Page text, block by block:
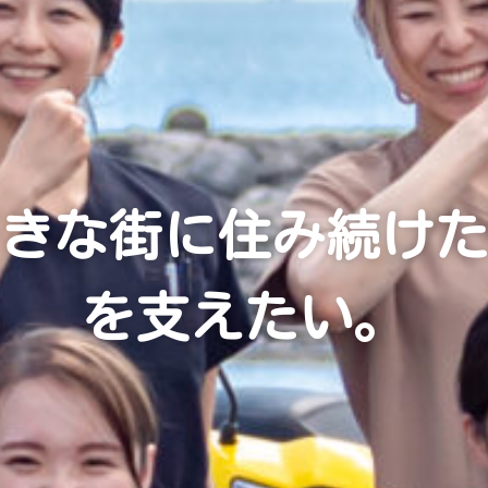
な街に住み続け
を支えたい。